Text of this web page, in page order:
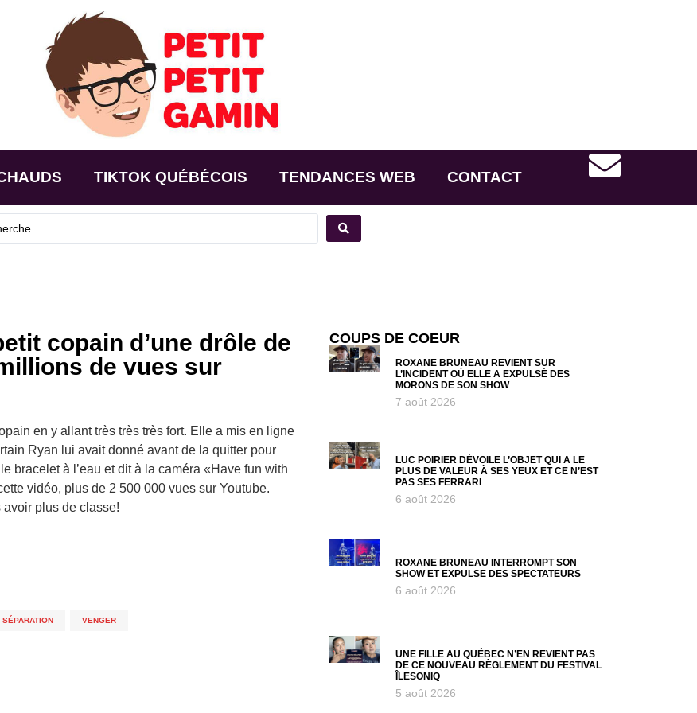
TIKTOK QUÉBÉCOIS TENDANCES WEB CONTACT
copain d’une drôle de
de vues sur
en y allant très très très fort. Elle a mis en ligne
Ryan lui avait donné avant de la quitter pour
bracelet à l’eau et dit à la caméra «Have fun with
vidéo, plus de 2 500 000 vues sur Youtube.
plus de classe!
SÉPARATION VENGER
COUPS DE COEUR
ROXANE BRUNEAU REVIENT SUR
L’INCIDENT OÙ ELLE A EXPULSÉ DES
MORONS DE SON SHOW
7 août 2026
LUC POIRIER DÉVOILE L’OBJET QUI A LE
PLUS DE VALEUR À SES YEUX ET CE N’EST
PAS SES FERRARI
6 août 2026
ROXANE BRUNEAU INTERROMPT SON
SHOW ET EXPULSE DES SPECTATEURS
6 août 2026
UNE FILLE AU QUÉBEC N’EN REVIENT PAS
DE CE NOUVEAU RÈGLEMENT DU FESTIVAL
ÎLESONIQ
5 août 2026